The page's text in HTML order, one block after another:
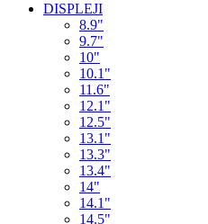
DISPLEJI
8.9"
9.7"
10"
10.1"
11.6"
12.1"
12.5"
13.1"
13.3"
13.4"
14"
14.1"
14.5"